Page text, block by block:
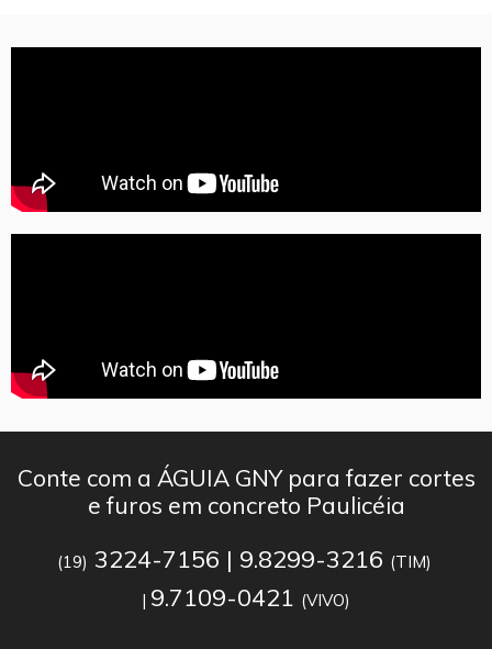
Conte com a ÁGUIA GNY para fazer cortes
e furos em concreto Paulicéia
(19) 3224-7156 | 9.8299-3216 (TIM)
| 9.7109-0421 (VIVO)